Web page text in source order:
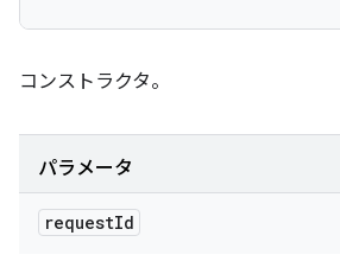
コンストラクタ。
パラメータ
requestId